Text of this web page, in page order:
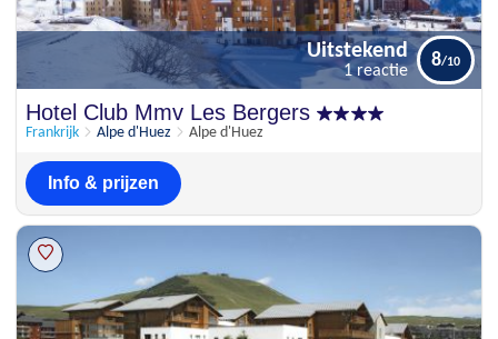
Uitstekend
Hotel Club Mmv Les Bergers
Frankrijk Alpe d'Huez Alpe d'Huez
Uitstekend
1 reactie
8
Info & prijzen